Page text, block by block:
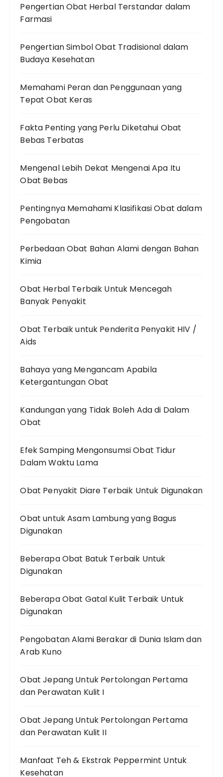
Pengertian Obat Herbal Terstandar dalam
Farmasi
Pengertian Simbol Obat Tradisional dalam
Budaya Kesehatan
Memahami Peran dan Penggunaan yang
Tepat Obat Keras
Fakta Penting yang Perlu Diketahui Obat
Bebas Terbatas
Mengenal Lebih Dekat Mengenai Apa Itu
Obat Bebas
Pentingnya Memahami Klasifikasi Obat dalam
Pengobatan
Perbedaan Obat Bahan Alami dengan Bahan
Kimia
Obat Herbal Terbaik Untuk Mencegah
Banyak Penyakit
Obat Terbaik untuk Penderita Penyakit HIV /
Aids
Bahaya yang Mengancam Apabila
Ketergantungan Obat
Kandungan yang Tidak Boleh Ada di Dalam
Obat
Efek Samping Mengonsumsi Obat Tidur
Dalam Waktu Lama
Obat Penyakit Diare Terbaik Untuk Digunakan
Obat untuk Asam Lambung yang Bagus
Digunakan
Beberapa Obat Batuk Terbaik Untuk
Digunakan
Beberapa Obat Gatal Kulit Terbaik Untuk
Digunakan
Pengobatan Alami Berakar di Dunia Islam dan
Arab Kuno
Obat Jepang Untuk Pertolongan Pertama
dan Perawatan Kulit I
Obat Jepang Untuk Pertolongan Pertama
dan Perawatan Kulit II
Manfaat Teh & Ekstrak Peppermint Untuk
Kesehatan